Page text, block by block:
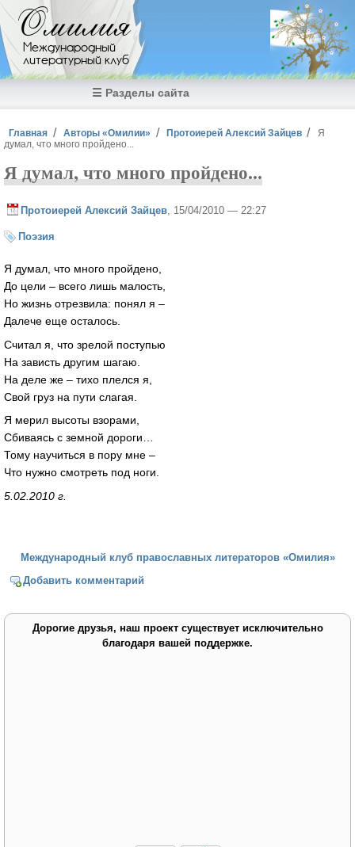
Перейти к основному содержанию
Омилия
Международный
литературный клуб
☰ Разделы сайта
Вы здесь
Главная Авторы «Омилии» Протоиерей Алексий Зайцев
Я
думал, что много пройдено...
Я думал, что много пройдено...
Протоиерей Алексий Зайцев , 15/04/2010 — 22:27
Поэзия
Я думал, что много пройдено,
До цели – всего лишь малость,
Но жизнь отрезвила: понял я –
Далече еще осталось.
Считал я, что зрелой поступью
На зависть другим шагаю.
На деле же – тихо плелся я,
Свой груз на пути слагая.
Я мерил высоты взорами,
Сбиваясь с земной дороги…
Тому научиться в пору мне –
Что нужно смотреть под ноги.
5.02.2010 г.
Международный клуб православных литераторов «Омилия»
Добавить комментарий
Дорогие друзья, наш проект существует исключительно
благодаря вашей поддержке.